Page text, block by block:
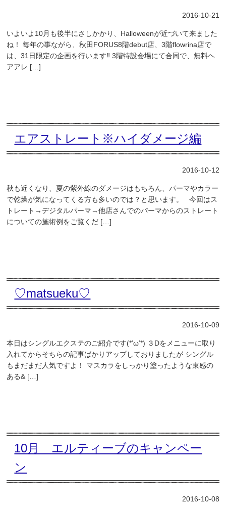
2016-10-21
いよいよ10月も後半にさしかかり、Halloweenが近づいて来ました
ね！ 毎年の事ながら、秋田FORUS8階debut店、3階flowrina店で
は、31日限定の企画を行います‼︎ 3階特設会場にて合同で、無料ヘ
アアレ […]
エアストレート※ハイダメージ編
2016-10-12
秋も近くなり、夏の紫外線のダメージはもちろん、パーマやカラー
で乾燥が気になってくる方も多いのでは？と思います。 今回はス
トレート→デジタルパーマ→他店さんでのパーマからのストレート
についての施術例をご覧くだ […]
♡matsueku♡
2016-10-09
本日はシングルエクステのご紹介です(*’ω’*) ３Dをメニューに取り
入れてからそちらの記事ばかりアップしておりましたが シングル
もまだまだ人気ですよ！ マスカラをしっかり塗ったような束感の
ある& […]
10月 エルティーブのキャンペー
ン
2016-10-08